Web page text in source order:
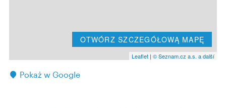
OTWÓRZ SZCZEGÓŁOWĄ MAPĘ
Leaflet | © Seznam.cz a.s. a další
Pokaż w Google